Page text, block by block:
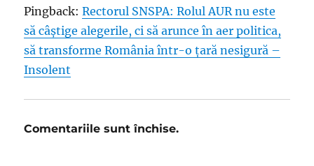
Pingback:Rectorul SNSPA: Rolul AUR nu este
să câştige alegerile, ci să arunce în aer politica,
să transforme România într-o ţară nesigură –
Insolent
Comentariile sunt închise.